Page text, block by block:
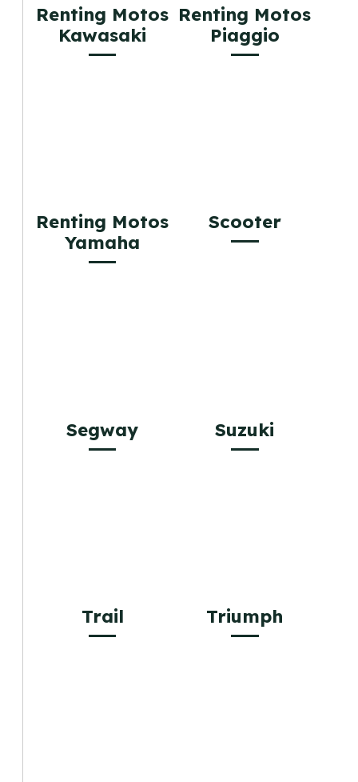
Renting Motos
Kawasaki
Renting Motos
Piaggio
Renting Motos
Yamaha
Scooter
Segway Suzuki
Trail Triumph